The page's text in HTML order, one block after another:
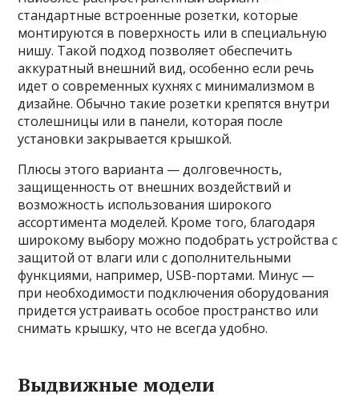
стандартные встроенные розетки, которые
монтируются в поверхность или в специальную
нишу. Такой подход позволяет обеспечить
аккуратный внешний вид, особенно если речь
идет о современных кухнях с минимализмом в
дизайне. Обычно такие розетки крепятся внутри
столешницы или в панели, которая после
установки закрывается крышкой.
Плюсы этого варианта — долговечность,
защищенность от внешних воздействий и
возможность использования широкого
ассортимента моделей. Кроме того, благодаря
широкому выбору можно подобрать устройства с
защитой от влаги или с дополнительными
функциями, например, USB-портами. Минус —
при необходимости подключения оборудования
придется устраивать особое пространство или
снимать крышку, что не всегда удобно.
Выдвижные модели